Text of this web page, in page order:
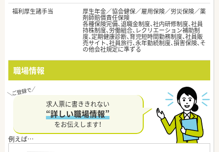
福利厚生諸手当
厚生年金／協会健保／雇用保険／労災保険／薬
剤師賠償責任保険
各種保険完備、退職金制度、社内研修制度、社員
持株制度、労働組合、レクリエーション補助制
度、定期健康診断、育児短時間勤務制度、社員販
売サイト、社員旅行、永年勤続制度、損害保険、そ
の他会社規定に準ずる
職場情報
求人票に書ききれない
“詳しい職場情報”
をお伝えします！